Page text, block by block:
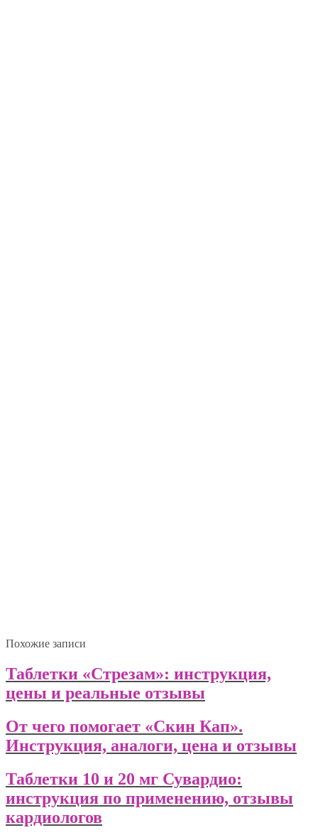
Похожие записи
Таблетки «Стрезам»: инструкция,
цены и реальные отзывы
От чего помогает «Скин Кап».
Инструкция, аналоги, цена и отзывы
Таблетки 10 и 20 мг Сувардио:
инструкция по применению, отзывы
кардиологов